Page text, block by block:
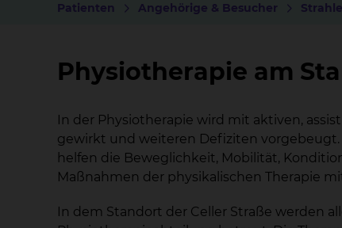
Patienten Angehörige & Besucher
Physiotherapie am
In der Physiotherapie wird mit aktiven,
gewirkt und weiteren Defiziten
helfen die Beweglichkeit, Mobilität,
Maßnahmen der physikalischen Therapie
In dem Standort der Celler Straße werden